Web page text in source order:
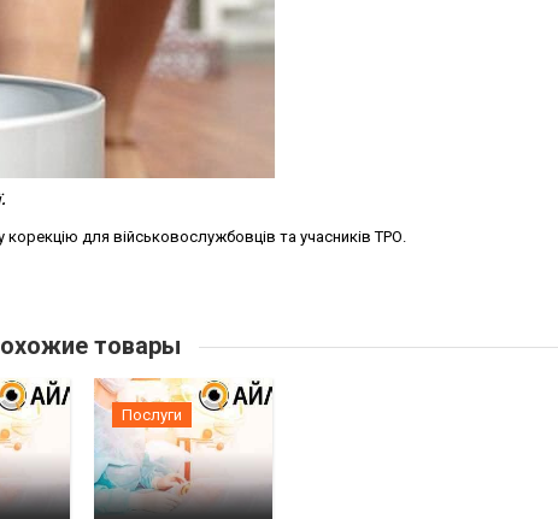
корекцію для військовослужбовців та учасників ТРО.
товары
Послуги